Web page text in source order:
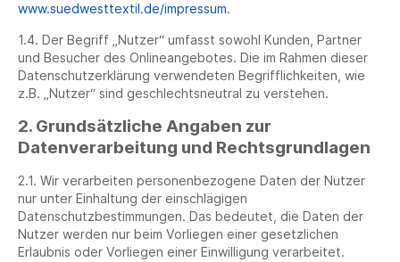
www.suedwesttextil.de/impressum.
1.4. Der Begriff „Nutzer“ umfasst sowohl Kunden, Partner
und Besucher des Onlineangebotes. Die im Rahmen dieser
Datenschutzerklärung verwendeten Begrifflichkeiten, wie
z.B. „Nutzer“ sind geschlechtsneutral zu verstehen.
2. Grundsätzliche Angaben zur
Datenverarbeitung und Rechtsgrundlagen
2.1. Wir verarbeiten personenbezogene Daten der Nutzer
nur unter Einhaltung der einschlägigen
Datenschutzbestimmungen. Das bedeutet, die Daten der
Nutzer werden nur beim Vorliegen einer gesetzlichen
Erlaubnis oder Vorliegen einer Einwilligung verarbeitet.